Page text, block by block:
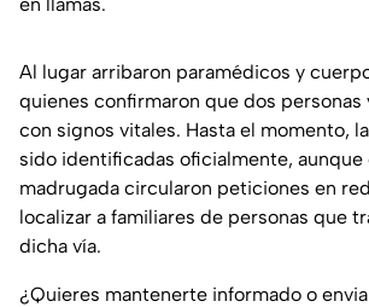
Al lugar arribaron paramédicos y
quienes confirmaron que dos personas
con signos vitales. Hasta el momento,
sido identificadas oficialmente, aunque
madrugada circularon peticiones en
localizar a familiares de personas que
dicha vía.
¿Quieres mantenerte informado o